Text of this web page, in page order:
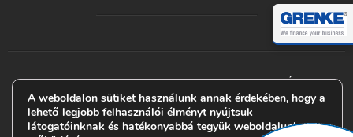
Webáruházunkban akár regisztráció nélkül isBIZTONSÁGOSAN
FIZETHETSZ BANKKÁRTYÁDDALa ©Stripesegítségével.
A weboldalon sütiket használunk annak érdekében, hogy a
lehető legjobb felhasználói élményt nyújtsuk
látogatóinknak és hatékonyabbá tegyük weboldalunk